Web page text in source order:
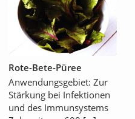
Rote-Bete-Püree
Anwendungsgebiet: Zur
Stärkung bei Infektionen
und des Immunsystems